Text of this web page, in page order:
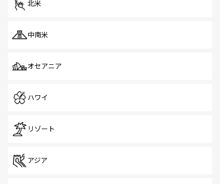
北米
中南米
オセアニア
ハワイ
リゾート
アジア